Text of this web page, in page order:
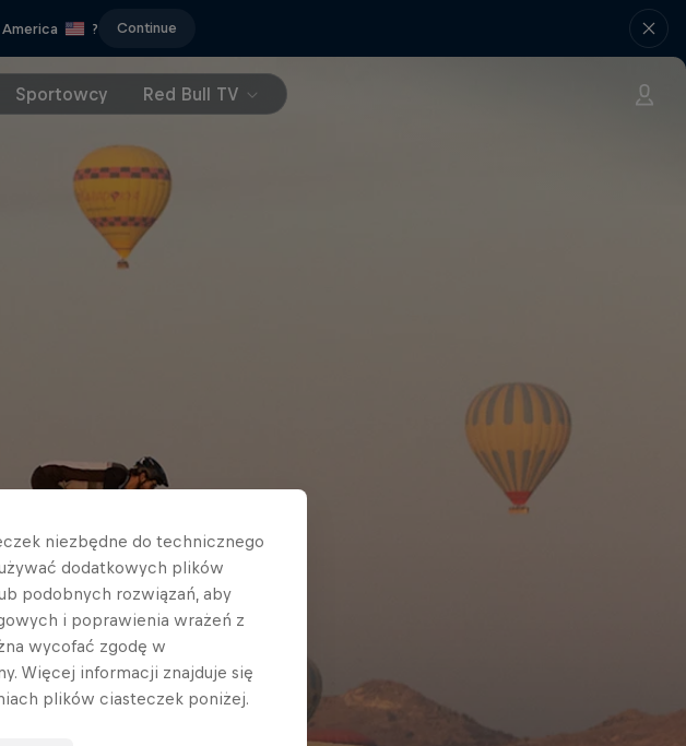
? Continue
Sportowcy Red Bull TV
niezbędne do technicznego
dodatkowych plików
podobnych rozwiązań, aby
i poprawienia wrażeń z
wycofać zgodę w
Więcej informacji znajduje się
plików ciasteczek poniżej.